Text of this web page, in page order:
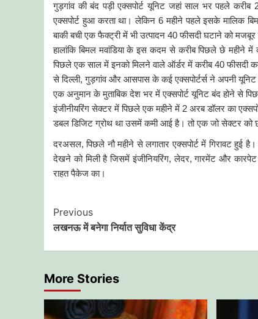
गुड़गांव की बंद पड़ी एक्सपोर्ट यूनिट जहां साल भर पहले करीब
एक्सपोर्ट हुआ करता था। लेकिन 6महीने पहले इसके मालिक
बाकी बची एक फैक्ट्री में भी उत्पादन 40फीसदी घटाने को मजबूर
हालांकि बिमल मवांडिया के इस कदम से करीब पिछले छे महीने में
पिछले एक साल में इनको मिलने वाले ऑर्डर में करीब40फीसदी
से दिल्ली,गुड़गांव और आसपास के कई एक्सपोर्टर्स ने अपनी यूनिट
एक अनुमान के मुताबिक देश भर में एक्सपोर्ट यूनिट बंद होने से
इंजीनीयरिंग सेक्टर में पिछले एक महीने में 2अरब डॉलर का
डबल डिजिट ग्रोथ था उसमें कमी आई है। तो एक जो सेक्टर को
दरअसल,पिछले नौ महीने से लगातार एक्सपोर्ट में गिरावट हुई
देखने को मिली है जिसमें इंजीनियरिंग,लेदर,गारमेंट और
राहत पैकेज का।
Post
Navigation
Previous
लखनऊ में बनेगा निर्यात सुविधा केंद्र
More Stories